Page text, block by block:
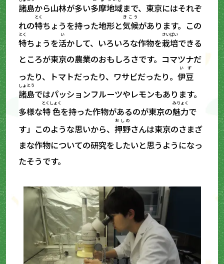
諸島から山林が多い多摩地域まで、東京にはそれぞ
れの特
とく
ちょうを持った地形と気候
きこう
があります。この
特
とく
ちょうを活
い
かして、いろいろな作物を栽培
さいばい
できる
ところが東京の農業のおもしろさです。コマツナだ
ったり、トマトだったり、ワサビだったり。伊豆
いず
諸島
しょとう
ではパッションフルーツやレモンもあります。
多様な特色
とくしょく
を持った作物があるのが東京の魅力
みりょく
で
す」このような思いから、押野
おしの
さんは東京のさまざ
まな作物についての研究をしたいと思うようになっ
たそうです。